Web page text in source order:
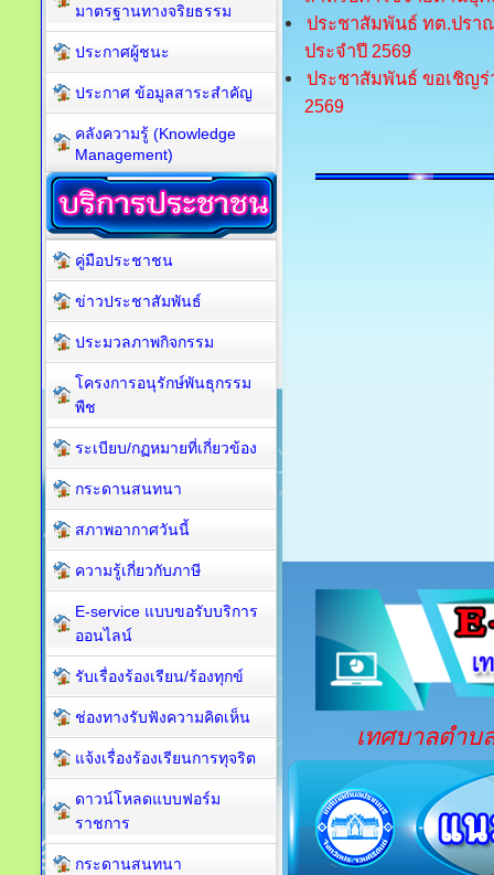
ประชาสัมพันธ์ ทต.ปรา
ประจำปี 2569
ประชาสัมพันธ์ ขอเชิญร่
2569
เทศบาลตำ
มาตรฐานทางจริยธรรม
ประกาศผู้ชนะ
ประกาศ ข้อมูลสาระสำคัญ
คลังความรู้ (Knowledge
Management)
คู่มือประชาชน
ข่าวประชาสัมพันธ์
ประมวลภาพกิจกรรม
โครงการอนุรักษ์พันธุกรรม
พืช
ระเบียบ/กฏหมายที่เกี่ยวข้อง
กระดานสนทนา
สภาพอากาศวันนี้
ความรู้เกี่ยวกับภาษี
E-service แบบขอรับบริการ
ออนไลน์
รับเรื่องร้องเรียน/ร้องทุกข์
ช่องทางรับฟังความคิดเห็น
แจ้งเรื่องร้องเรียนการทุจริต
ดาวน์โหลดแบบฟอร์ม
ราชการ
กระดานสนทนา